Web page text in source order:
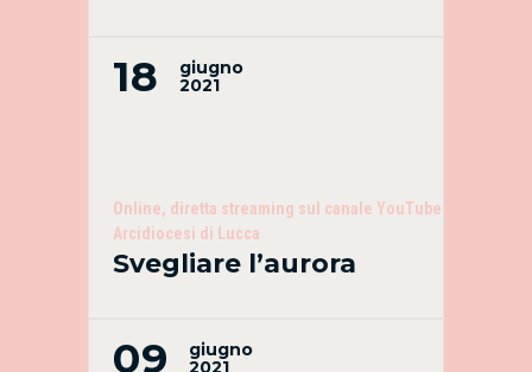
18
giugno
2021
Online, diretta streaming sul canale YouTube
Arcidiocesi di Lucca
Svegliare l’aurora
09
giugno
2021